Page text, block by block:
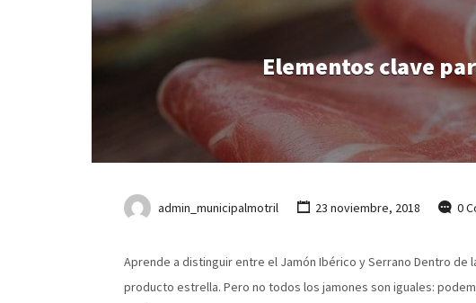
Elementos clave
admin_municipalmotril 23 noviembre, 2018 0
Aprende a distinguir entre el Jamón Ibérico y Serrano Dentro
producto estrella. Pero no todos los jamones son iguales: